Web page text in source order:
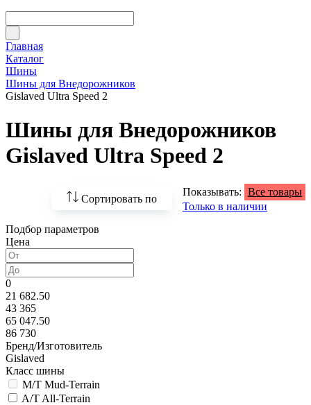
Главная
Каталог
Шины
Шины для Внедорожников
Gislaved Ultra Speed 2
Шины для Внедорожников
Gislaved Ultra Speed 2
Сортировать по
По возрастанию
По популярности
Показывать: Все товары
Только в наличии
Подбор параметров
Цена
0
21 682.50
43 365
65 047.50
86 730
Бренд/Изготовитель
Gislaved
Класс шины
M/T Mud-Terrain
A/T All-Terrain